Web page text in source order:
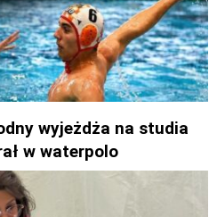
wyjeżdża na studia
w waterpolo